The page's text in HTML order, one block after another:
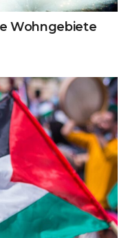
Wohngebiete